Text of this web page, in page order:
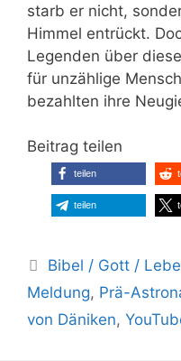
starb er nicht,
Himmel entrückt.
Legenden über
für unzählige
bezahlten ihre
Beitrag teilen
teilen
teilen
Kategorien
Bibel / Gott /
Meldung, Prä-
von Däniken,